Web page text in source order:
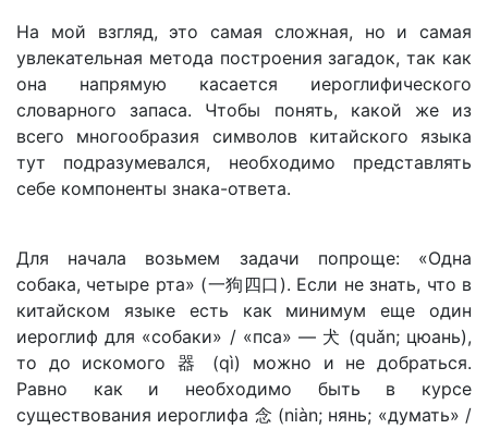
На мой взгляд, это самая сложная, но и самая
увлекательная метода построения загадок, так как
она напрямую касается иероглифического
словарного запаса. Чтобы понять, какой же из
всего многообразия символов китайского языка
тут подразумевался, необходимо представлять
себе компоненты знака-ответа.
Для начала возьмем задачи попроще: «Одна
собака, четыре рта» (一狗四口). Если не знать, что в
китайском языке есть как минимум еще один
иероглиф для «собаки» / «пса» — 犬 (quǎn; цюань),
то до искомого 器 (qì) можно и не добраться.
Равно как и необходимо быть в курсе
существования иероглифа 念 (niàn; нянь; «думать» /